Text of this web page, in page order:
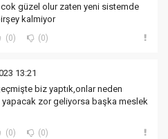
güzel olur zaten yeni sistemde
kalmiyor
(0) (0)
13:21
biz yaptık,onlar neden
yapacak zor geliyorsa başka meslek
(0) (0)